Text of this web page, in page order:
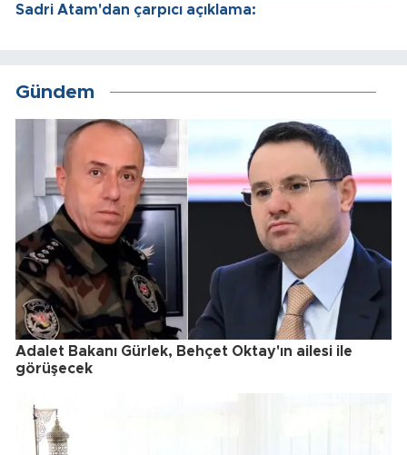
Sadri Atam'dan çarpıcı açıklama:
Gündem
Adalet Bakanı Gürlek, Behçet Oktay'ın ailesi ile
görüşecek